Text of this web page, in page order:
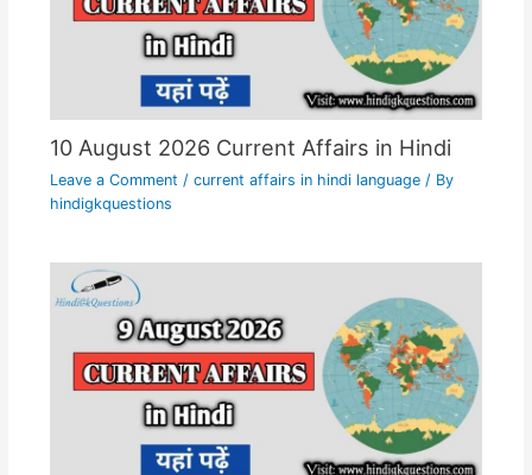
10 August 2026 Current Affairs in Hindi
Leave a Comment / current affairs in hindi language/ By
hindigkquestions